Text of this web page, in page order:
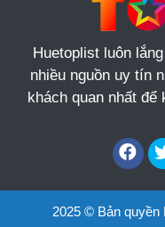
Huetoplist luôn
nhiều nguồn uy tín
khách quan nhất
2025 © Bản quyền